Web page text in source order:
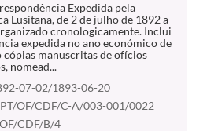
Expedida pela
Lusitana, de 2 de julho de 1892 a
cronologicamente. Inclui
expedida no ano económico de
cópias manuscritas de ofícios
nomead...
07-02/1893-06-20
PT/OF/CDF/C-A/003-001/0022
CDF/B/4